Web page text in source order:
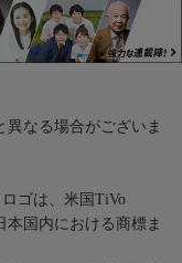
なる場合がございま
ゴは、米国TiVo
本国内における商標ま